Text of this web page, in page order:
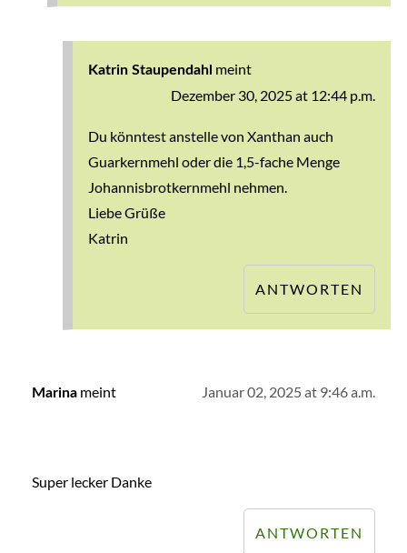
Katrin Staupendahl meint
Dezember 30, 2025 at 12:44 p.m.
Du könntest anstelle von Xanthan auch
Guarkernmehl oder die 1,5-fache Menge
Johannisbrotkernmehl nehmen.
Liebe Grüße
Katrin
ANTWORTEN
Marina meint Januar 02, 2025 at 9:46 a.m.
Super lecker Danke
ANTWORTEN